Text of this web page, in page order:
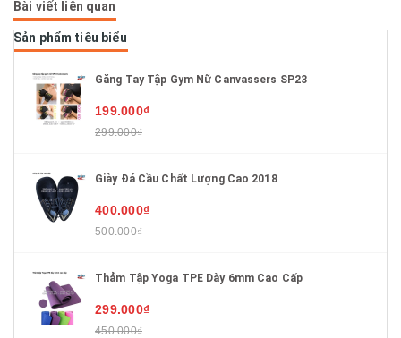
Bài viết liên quan
Sản phẩm tiêu biểu
Găng Tay Tập Gym Nữ Canvassers SP23
199.000₫
299.000₫
Giày Đá Cầu Chất Lượng Cao 2018
400.000₫
500.000₫
Thảm Tập Yoga TPE Dày 6mm Cao Cấp
299.000₫
450.000₫